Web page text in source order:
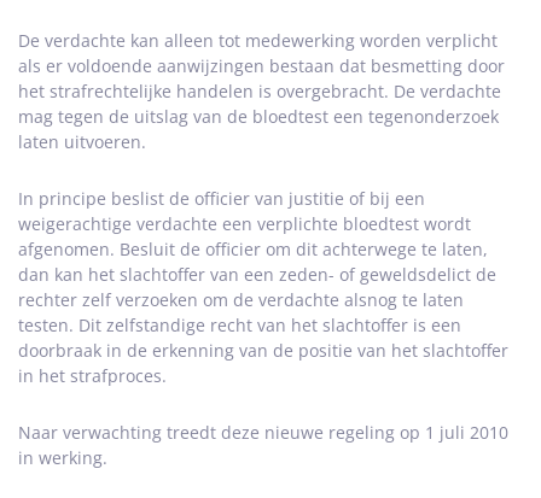
De verdachte kan alleen tot medewerking worden verplicht
als er voldoende aanwijzingen bestaan dat besmetting door
het strafrechtelijke handelen is overgebracht. De verdachte
mag tegen de uitslag van de bloedtest een tegenonderzoek
laten uitvoeren.
In principe beslist de officier van justitie of bij een
weigerachtige verdachte een verplichte bloedtest wordt
afgenomen. Besluit de officier om dit achterwege te laten,
dan kan het slachtoffer van een zeden- of geweldsdelict de
rechter zelf verzoeken om de verdachte alsnog te laten
testen. Dit zelfstandige recht van het slachtoffer is een
doorbraak in de erkenning van de positie van het slachtoffer
in het strafproces.
Naar verwachting treedt deze nieuwe regeling op 1 juli 2010
in werking.